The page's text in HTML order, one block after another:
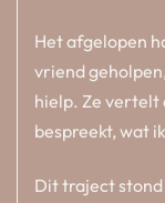
Het afgelopen
vriend
hielp. Ze vertelt
bespreekt, wat
Dit traject